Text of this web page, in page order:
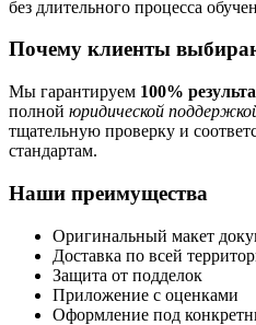
без длительного процесса
Почему клиенты
Мы гарантируем 100%
полной юридической
тщательную проверку и
стандартам.
Наши преимущества
Оригинальный макет
Доставка по всей
Защита от подделок
Приложение с оценками
Оформление под